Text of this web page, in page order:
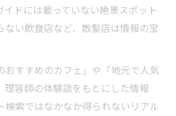
イドには載っていない絶景スポット
ない飲食店など、散髪店は情報の宝
おすすめのカフェ」や「地元で人気
理容師の体験談をもとにした情報
検索ではなかなか得られないリアル